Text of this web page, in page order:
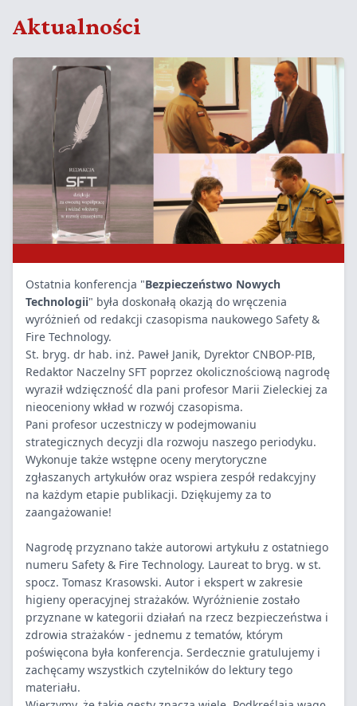
Aktualności
Ostatnia konferencja "Bezpieczeństwo Nowych
Technologii" była doskonałą okazją do wręczenia
wyróżnień od redakcji czasopisma naukowego Safety &
Fire Technology.
St. bryg. dr hab. inż. Paweł Janik, Dyrektor CNBOP-PIB,
Redaktor Naczelny SFT poprzez okolicznościową nagrodę
wyraził wdzięczność dla pani profesor Marii Zieleckiej za
nieoceniony wkład w rozwój czasopisma.
Pani profesor uczestniczy w podejmowaniu
strategicznych decyzji dla rozwoju naszego periodyku.
Wykonuje także wstępne oceny merytoryczne
zgłaszanych artykułów oraz wspiera zespół redakcyjny
na każdym etapie publikacji. Dziękujemy za to
zaangażowanie!
Nagrodę przyznano także autorowi artykułu z ostatniego
numeru Safety & Fire Technology. Laureat to bryg. w st.
spocz. Tomasz Krasowski. Autor i ekspert w zakresie
higieny operacyjnej strażaków. Wyróżnienie zostało
przyznane w kategorii działań na rzecz bezpieczeństwa i
zdrowia strażaków - jednemu z tematów, którym
poświęcona była konferencja. Serdecznie gratulujemy i
zachęcamy wszystkich czytelników do lektury tego
materiału.